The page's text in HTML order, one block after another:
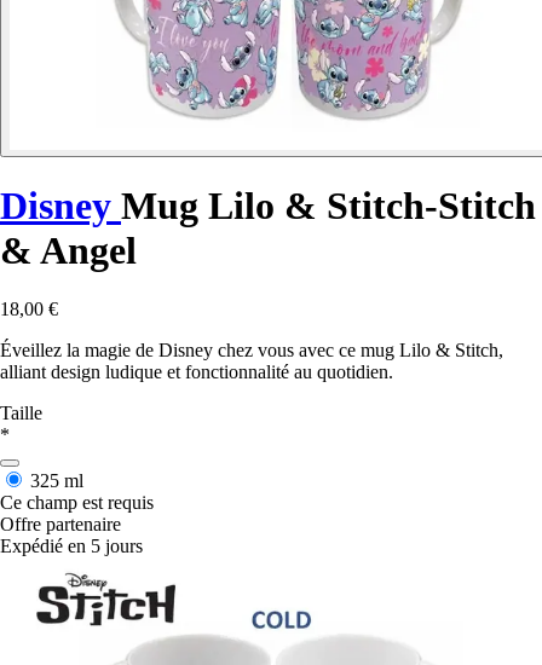
Disney Mug Lilo & Stitch-Stitch
& Angel
18,00 €
Éveillez la magie de Disney chez vous avec ce mug Lilo & Stitch,
alliant design ludique et fonctionnalité au quotidien.
Taille
*
325 ml
Ce champ est requis
Offre partenaire
Expédié en 5 jours